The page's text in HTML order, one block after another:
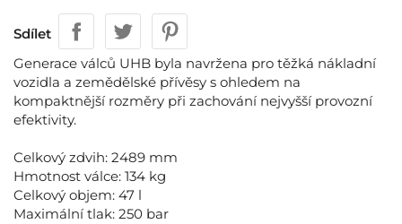
Sdílet
Generace válců UHB byla navržena pro těžká nákladní
vozidla a zemědělské přívěsy s ohledem na
kompaktnější rozměry při zachování nejvyšší provozní
efektivity.
Celkový zdvih: 2489 mm
Hmotnost válce: 134 kg
Celkový objem: 47 l
Maximální tlak: 250 bar